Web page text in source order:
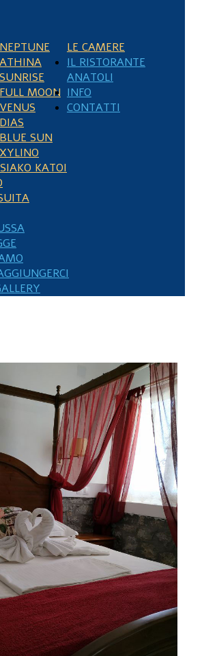
LE CAMERE
MOON
SUN
KATOI
IL RISTORANTE
ANATOLI
INFO
CONTATTI